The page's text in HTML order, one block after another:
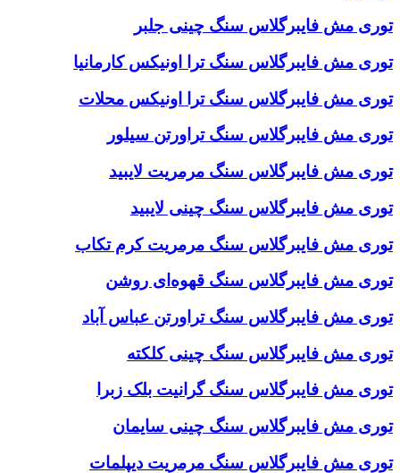
توری مش فایبرگلاس سنگ چینی جلبر
توری مش فایبرگلاس سنگ ترا اونیکس کارمانیا
توری مش فایبرگلاس سنگ ترا اونیکس محلات
توری مش فایبرگلاس سنگ تراورتن سیلور
توری مش فایبرگلاس سنگ مرمریت لایبید
توری مش فایبرگلاس سنگ چینی لایبید
توری مش فایبرگلاس سنگ مرمریت کرم تکاب
توری مش فایبرگلاس سنگ قهوه‌ای روشن
توری مش فایبرگلاس سنگ تراورتن عباس آباد
توری مش فایبرگلاس سنگ چینی کلکته
توری مش فایبرگلاس سنگ گرانیت بلک زبرا
توری مش فایبرگلاس سنگ چینی سایمان
توری مش فایبرگلاس سنگ مرمریت دیپلمات